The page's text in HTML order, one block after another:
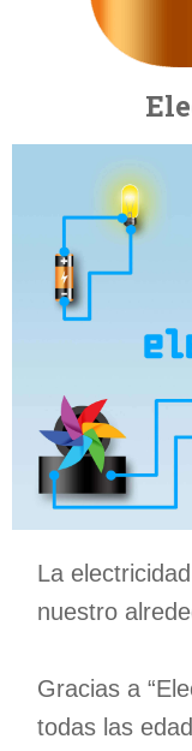
La
nuestro
Gracias a
todas las